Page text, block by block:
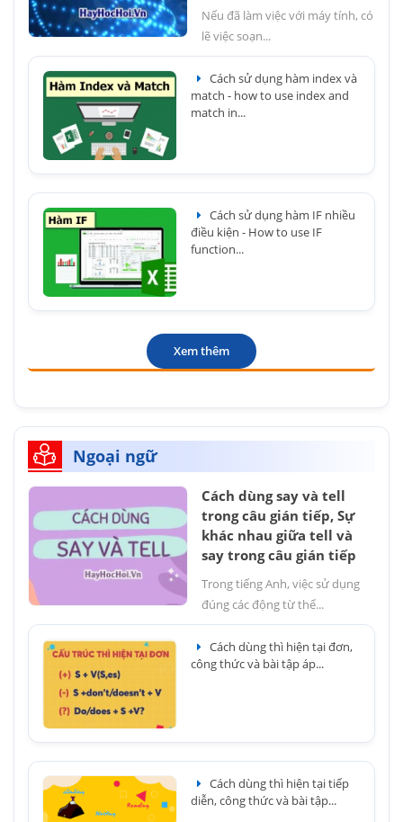
Nếu đã làm việc với máy tính, có
lẽ việc soạn...
Cách sử dụng hàm index và
match - how to use index and
match in...
Cách sử dụng hàm IF nhiều
điều kiện - How to use IF
function...
Xem thêm
Ngoại ngữ
Cách dùng say và tell
trong câu gián tiếp, Sự
khác nhau giữa tell và
say trong câu gián tiếp
Trong tiếng Anh, việc sử dụng
đúng các động từ thể...
Cách dùng thì hiện tại đơn,
công thức và bài tập áp...
Cách dùng thì hiện tại tiếp
diễn, công thức và bài tập...